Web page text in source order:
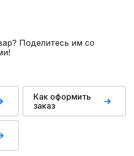
Поделитесь им со
Как оформить
заказ